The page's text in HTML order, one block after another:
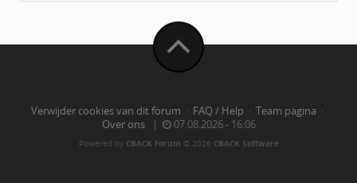
Verwijder cookies van dit forum · FAQ / Help · Team pagina ·
Over ons| 07.08.2026 - 16:06
Powered by CBACK Forum © 2026 CBACK Software